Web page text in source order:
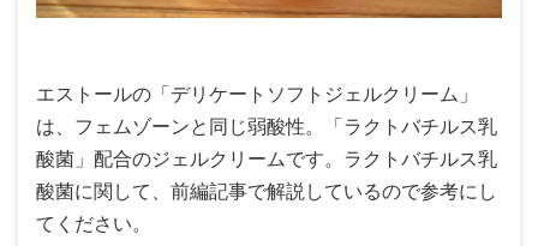
エストールの「デリケートソフトジェルクリーム」
は、フェムゾーンと同じ弱酸性。「ラクトバチルス乳
酸菌」配合のジェルクリームです。ラクトバチルス乳
酸菌に関して、前編記事で解説しているので参考にし
てください。